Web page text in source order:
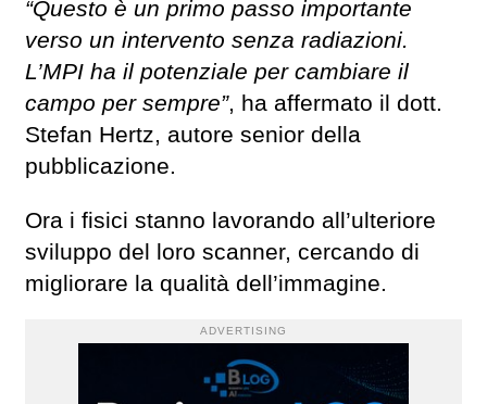
“Questo è un primo passo importante
verso un intervento senza radiazioni.
L’MPI ha il potenziale per cambiare il
campo per sempre”, ha affermato il dott.
Stefan Hertz, autore senior della
pubblicazione.
Ora i fisici stanno lavorando all’ulteriore
sviluppo del loro scanner, cercando di
migliorare la qualità dell’immagine.
ADVERTISING